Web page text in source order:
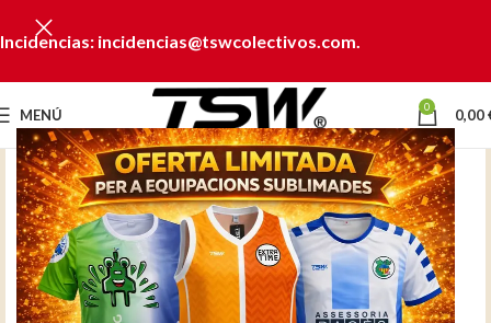
Incidencias: incidencias@tswcolectivos.com.
MENÚ 0 0,00